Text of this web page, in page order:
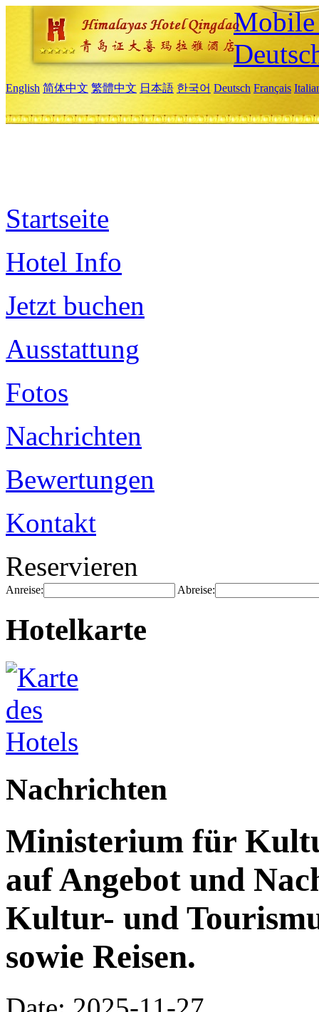
Mobile
English 简体中文 繁體中文 日本語 한국어 Deutsch Français
Startseite
Hotel Info
Jetzt buchen
Ausstattung
Fotos
Nachrichten
Bewertungen
Kontakt
Reservieren
Anreise: Abreise:
Hotelkarte
Nachrichten
Ministerium für
auf Angebot und
Kultur- und
sowie Reisen.